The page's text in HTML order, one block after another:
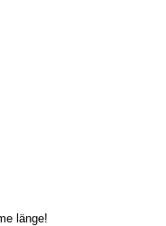
länge!